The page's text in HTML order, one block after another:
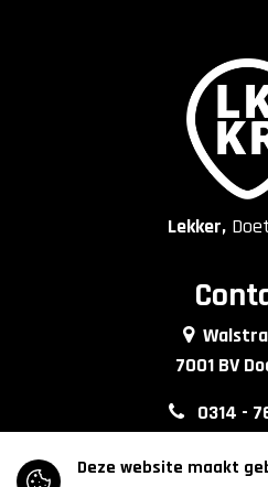
Lekker,
7001 BV
0314 -
Deze website maakt